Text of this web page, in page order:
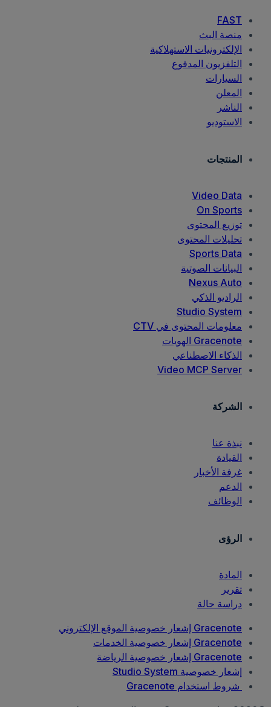
FAST
منصة البث
الإلكترونيات الاستهلاكية
التلفزيون المدفوع
السيارات
المعلن
الناشر
الاستوديو
المنتجات
Video Data
On Sports
توزيع المحتوى
تحليلات المحتوى
Sports Data
البيانات الصوتية
Nexus Auto
الراديو الذكي
Studio System
معلومات المحتوى في CTV
Gracenote الهويات
الذكاء الاصطناعي
Video MCP Server
الشركة
نبذة عنا
القيادة
غرفة الأخبار
الدعم
الوظائف
الرؤى
المادة
تقرير
دراسة حالة
Gracenote إشعار خصوصية الموقع الإلكتروني
Gracenote إشعار خصوصية الخدمات
Gracenote إشعار خصوصية الرياضة
إشعار خصوصية Studio System
شروط استخدام Gracenote